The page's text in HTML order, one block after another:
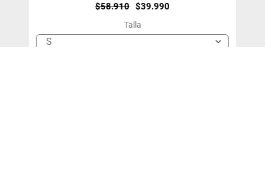
$58.910 $39.990
Talla
S